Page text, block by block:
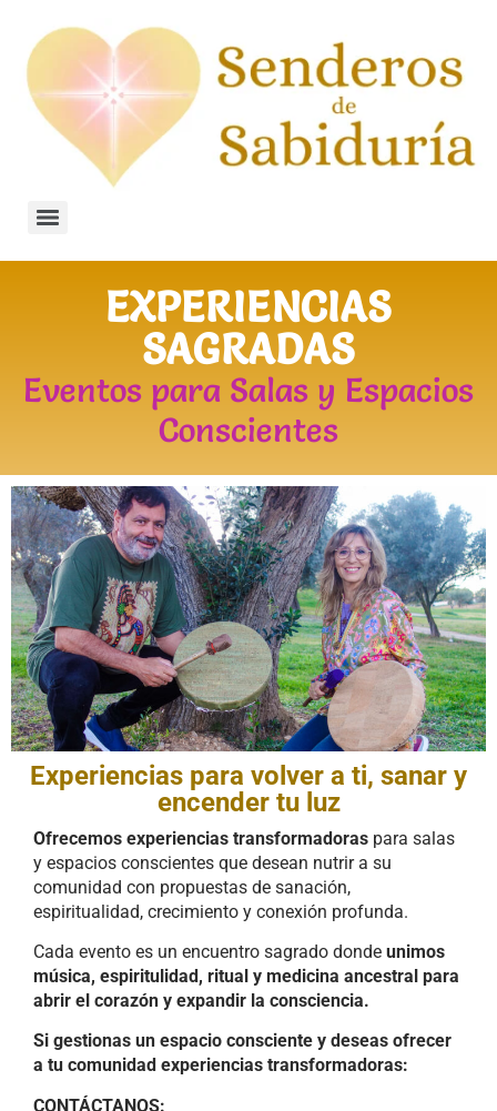
EXPERIENCIAS
SAGRADAS
Eventos para Salas y Espacios
Conscientes
Experiencias para volver a ti, sanar y
encender tu luz
Ofrecemos experiencias transformadoras para salas
y espacios conscientes que desean nutrir a su
comunidad con propuestas de sanación,
espiritualidad, crecimiento y conexión profunda.
Cada evento es un encuentro sagrado donde unimos
música, espiritulidad, ritual y medicina ancestral para
abrir el corazón y expandir la consciencia.
Si gestionas un espacio consciente y deseas ofrecer
a tu comunidad experiencias transformadoras:
CONTÁCTANOS: